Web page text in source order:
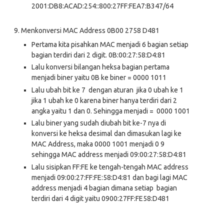
2001:DB8:ACAD:254::800:27FF:FEA7:B347/64
9. Menkonversi MAC Address 0B00 2758 D481
Pertama kita pisahkan MAC menjadi 6 bagian setiap
bagian terdiri dari 2 digit. 0B:00:27:58:D4:81
Lalu konversi bilangan heksa bagian pertama
menjadi biner yaitu 0B ke biner = 0000 1011
Lalu ubah bit ke 7 dengan aturan jika 0 ubah ke 1
jika 1 ubah ke 0 karena biner hanya terdiri dari 2
angka yaitu 1 dan 0. Sehingga menjadi = 0000 1001
Lalu biner yang sudah diubah bit ke-7 nya di
konversi ke heksa desimal dan dimasukan lagi ke
MAC Address, maka 0000 1001 menjadi 0 9
sehingga MAC address menjadi 09:00:27:58:D4:81
Lalu sisipkan FF:FE ke tengah-tengah MAC address
menjadi 09:00:27:FF:FE:58:D4:81 dan bagi lagi MAC
address menjadi 4 bagian dimana setiap bagian
terdiri dari 4 digit yaitu 0900:27FF:FE58:D481